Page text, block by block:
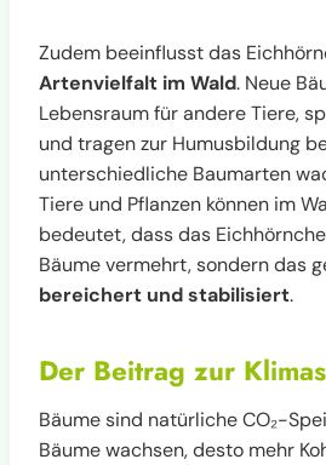
Zudem beeinflusst das
Artenvielfalt im Wald. Neue
Lebensraum für andere Tiere,
und tragen zur Humusbildung
unterschiedliche Baumarten
Tiere und Pflanzen können im
bedeutet, dass das
Bäume vermehrt, sondern das
bereichert und stabilisiert.
Der Beitrag zur
Bäume sind natürliche CO₂-
Bäume wachsen, desto mehr